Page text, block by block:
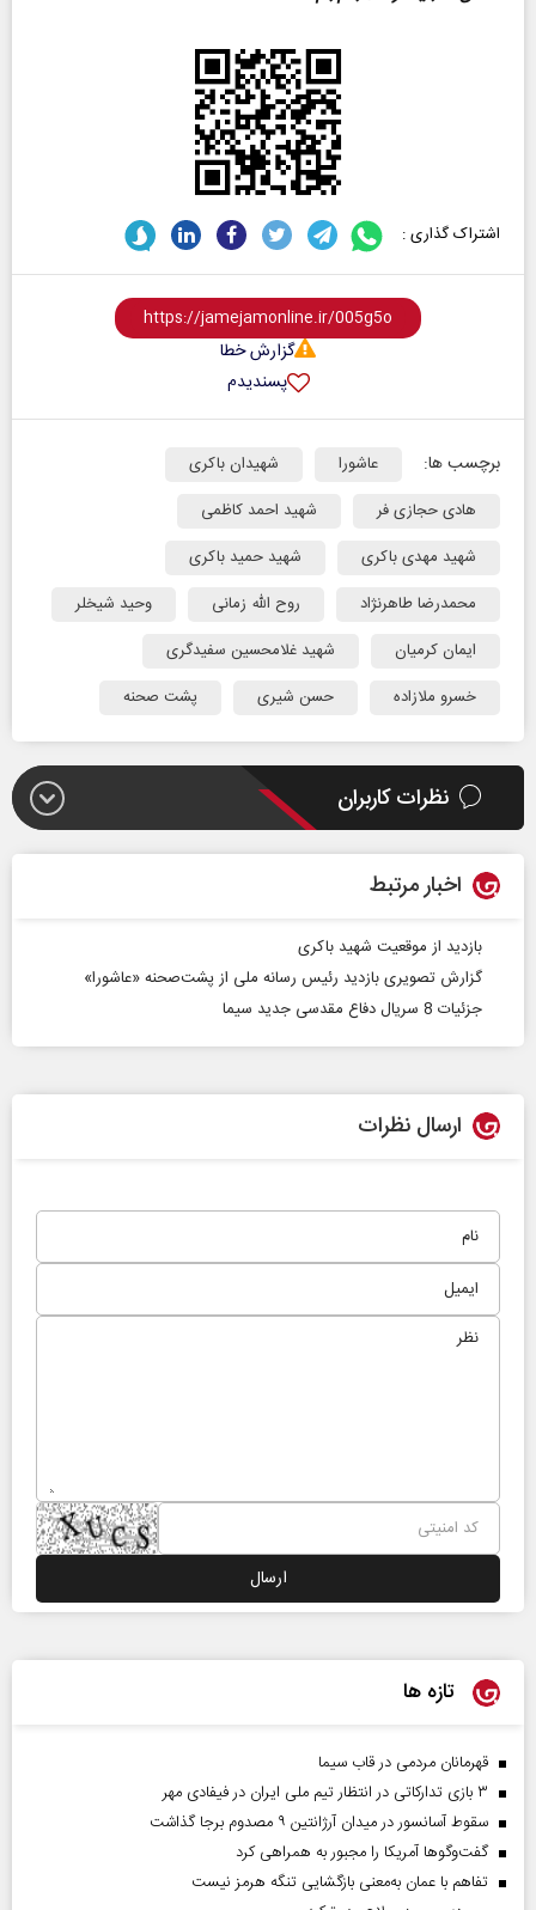
اشتراک گذاری :
گزارش خطا
پسندیدم
برچسب ها: عاشورا
شهیدان باکری
هادی حجازی فر
شهید احمد کاظمی
شهید مهدی باکری
شهید حمید باکری
محمدرضا طاهرنژاد
روح الله زمانی
وحید شیخلر
ایمان کرمیان
شهید غلامحسین سفیدگری
خسرو ملازاده
حسن شیری پشت صحنه
نظرات کاربران
اخبار مرتبط
بازدید از موقعیت شهید باکری
گزارش تصویری بازدید رئیس رسانه ملی از پشت‌صحنه «عاشورا»
جزئیات 8 سریال دفاع مقدسی جدید سیما
ارسال نظرات
تازه ها
قهرمانان مردمی در قاب سیما
۳ بازی تدارکاتی در انتظار تیم ملی ایران در فیفادی مهر
سقوط آسانسور در میدان آرژانتین ۹ مصدوم برجا گذاشت
گفت‌وگوها آمریکا را مجبور به همراهی کرد
تفاهم با عمان به‌معنی بازگشایی تنگه هرمز نیست